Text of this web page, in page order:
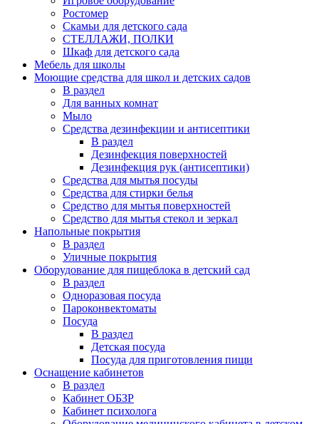
Ростомер
Скамьи для детского сада
СТЕЛЛАЖИ, ПОЛКИ
Шкаф для детского сада
Мебель для школы
Моющие средства для школ и детских садов
В раздел
Для ванных комнат
Мыло
Средства дезинфекции и антисептики
В раздел
Дезинфекция поверхностей
Дезинфекция рук (антисептики)
Средства для мытья посуды
Средства для стирки белья
Средство для мытья поверхностей
Средство для мытья стекол и зеркал
Напольные покрытия
В раздел
Уличные покрытия
Оборудование для пищеблока в детский сад
В раздел
Одноразовая посуда
Пароконвектоматы
Посуда
В раздел
Детская посуда
Посуда для приготовления пищи
Оснащение кабинетов
В раздел
Кабинет ОБЗР
Кабинет психолога